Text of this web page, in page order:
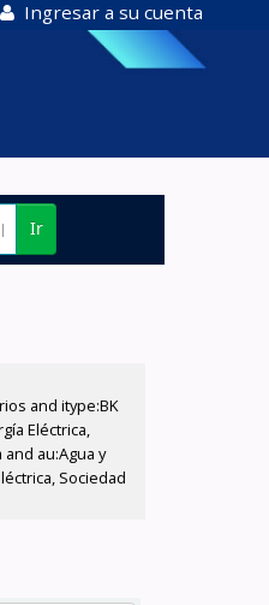
Ingresar a su cuenta
Ir
and itype:BK
Eléctrica,
au:Agua y
Sociedad